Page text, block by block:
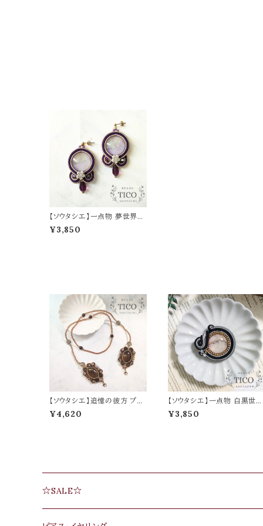
【ソウタシエ】一点物 夢世界
（ピアス/イヤリング）母の日
誕生日 プレゼント
¥3,850
【ソウタシエ】追憶の彼方 ブラ
ウン 一点物 眼鏡コード/マス
クストラップ
¥4,620
【ソウタシエ】一点物 白黒世界
灰色（ブローチ）
¥3,850
☆SALE☆